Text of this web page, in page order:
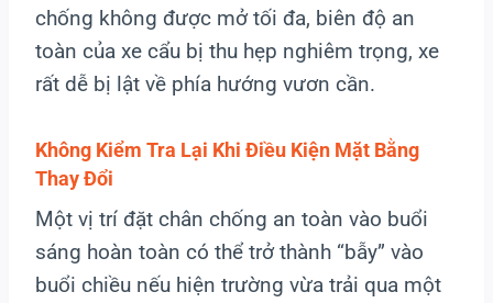
chống không được mở tối đa, biên độ an
toàn của xe cẩu bị thu hẹp nghiêm trọng, xe
rất dễ bị lật về phía hướng vươn cần.
Không Kiểm Tra Lại Khi Điều Kiện Mặt Bằng
Thay Đổi
Một vị trí đặt chân chống an toàn vào buổi
sáng hoàn toàn có thể trở thành “bẫy” vào
buổi chiều nếu hiện trường vừa trải qua một